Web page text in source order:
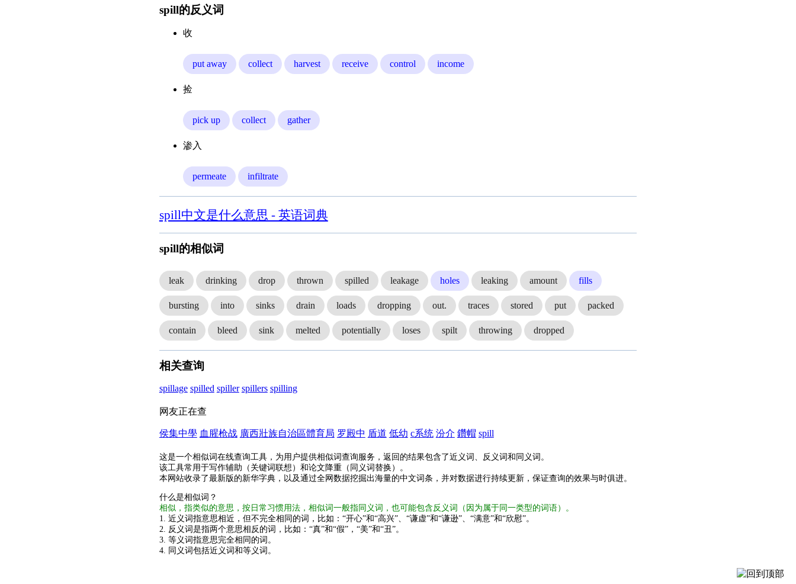
spill的反义词
收
put away collect harvest receive control income
捡
pick up collect gather
渗入
permeate infiltrate
spill中文是什么意思 - 英语词典
spill的相似词
leak drinking drop thrown spilled leakage holes leaking amount fills
bursting into sinks drain loads dropping out. traces stored put packed
contain bleed sink melted potentially loses spilt throwing dropped
相关查询
spillage spilled spiller spillers spilling
网友正在查
侯集中學 血腥枪战 廣西壯族自治區體育局 罗殿中 盾道 低幼 c系统 汾介 鑽帽 spill
这是一个相似词在线查询工具，为用户提供相似词查询服务，返回的结果包含了近义词、反义词和同义词。
该工具常用于写作辅助（关键词联想）和论文降重（同义词替换）。
本网站收录了最新版的新华字典，以及通过全网数据挖掘出海量的中文词条，并对数据进行持续更新，保证查询的效果与时俱进。
什么是相似词？
相似，指类似的意思，按日常习惯用法，相似词一般指同义词，也可能包含反义词（因为属于同一类型的词语）。
1. 近义词指意思相近，但不完全相同的词，比如：“开心”和“高兴”、“谦虚”和“谦逊”、“满意”和“欣慰”。
2. 反义词是指两个意思相反的词，比如：“真”和“假”，“美”和“丑”。
3. 等义词指意思完全相同的词。
4. 同义词包括近义词和等义词。